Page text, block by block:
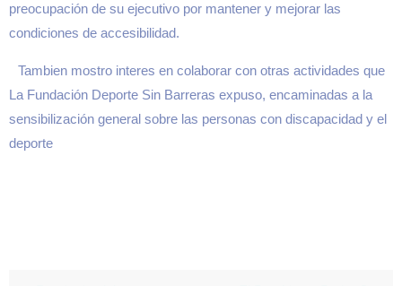
preocupación de su ejecutivo por mantener y mejorar las
condiciones de accesibilidad.
Tambien mostro interes en colaborar con otras actividades que
La Fundación Deporte Sin Barreras expuso, encaminadas a la
sensibilización general sobre las personas con discapacidad y el
deporte